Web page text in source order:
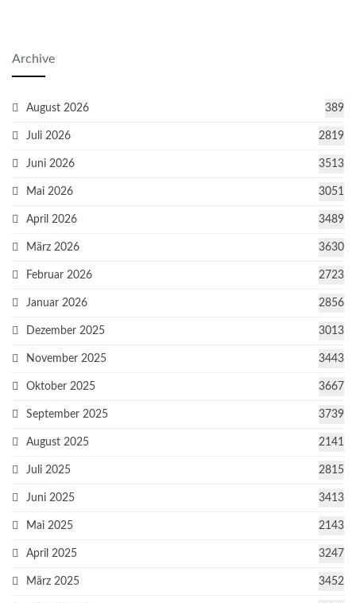
Archive
August 2026 389
Juli 2026 2819
Juni 2026 3513
Mai 2026 3051
April 2026 3489
März 2026 3630
Februar 2026 2723
Januar 2026 2856
Dezember 2025 3013
November 2025 3443
Oktober 2025 3667
September 2025 3739
August 2025 2141
Juli 2025 2815
Juni 2025 3413
Mai 2025 2143
April 2025 3247
März 2025 3452